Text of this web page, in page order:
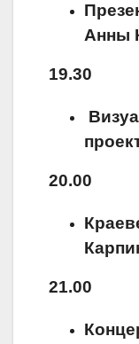
Анны
19.30
20.00
21.00